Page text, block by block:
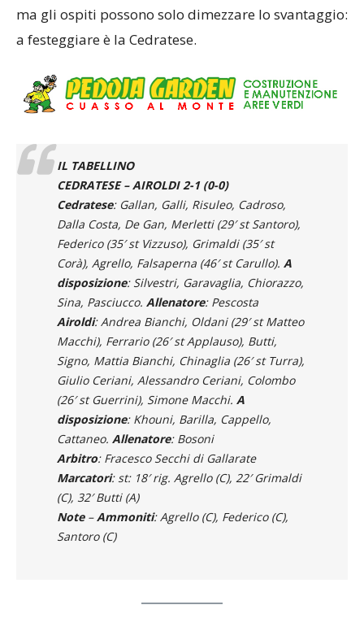
ma gli ospiti possono solo dimezzare lo svantaggio:
a festeggiare è la Cedratese.
IL TABELLINO
CEDRATESE – AIROLDI 2-1 (0-0)
Cedratese: Gallan, Galli, Risuleo, Cadroso,
Dalla Costa, De Gan, Merletti (29′ st Santoro),
Federico (35′ st Vizzuso), Grimaldi (35′ st
Corà), Agrello, Falsaperna (46′ st Carullo). A
disposizione: Silvestri, Garavaglia, Chiorazzo,
Sina, Pasciucco. Allenatore: Pescosta
Airoldi: Andrea Bianchi, Oldani (29′ st Matteo
Macchi), Ferrario (26′ st Applauso), Butti,
Signo, Mattia Bianchi, Chinaglia (26′ st Turra),
Giulio Ceriani, Alessandro Ceriani, Colombo
(26′ st Guerrini), Simone Macchi. A
disposizione: Khouni, Barilla, Cappello,
Cattaneo. Allenatore: Bosoni
Arbitro: Fracesco Secchi di Gallarate
Marcatori: st: 18′ rig. Agrello (C), 22′ Grimaldi
(C), 32′ Butti (A)
Note–Ammoniti: Agrello (C), Federico (C),
Santoro (C)